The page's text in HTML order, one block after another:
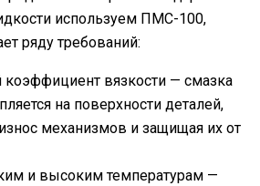
используем ПМС-100,
ряду требований:
вязкости — смазка
на поверхности деталей,
механизмов и защищая их от
и высоким температурам —